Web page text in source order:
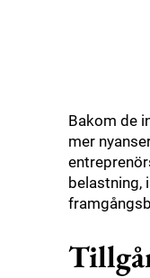
Bakom de
mer
belastning,